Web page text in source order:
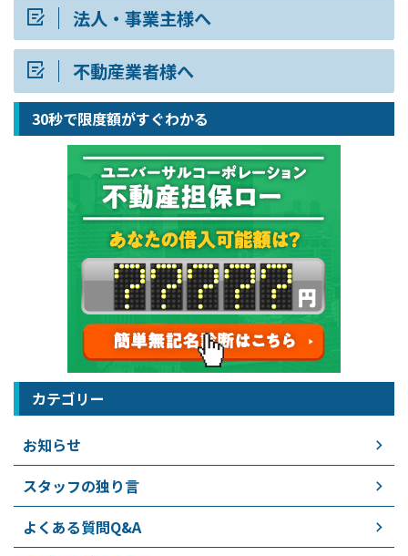
法人・事業主様へ
不動産業者様へ
30秒で限度額がすぐわかる
カテゴリー
お知らせ
スタッフの独り言
よくある質問Q&A